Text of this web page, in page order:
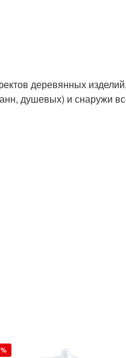
деревянных
душевых) и снаружи